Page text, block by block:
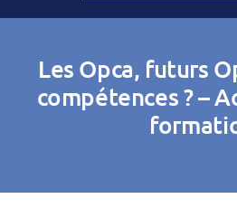
Publiez
Les Opca, futurs
compétences ? –